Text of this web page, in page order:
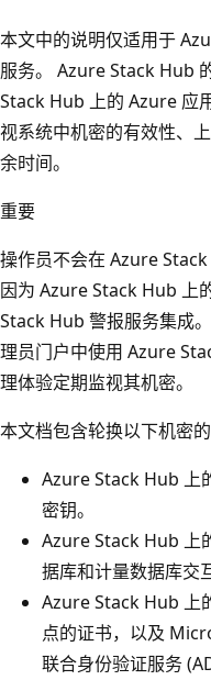
本文中的说明仅适用于
服务。 Azure Stack Hub
Stack Hub 上的 Azure 应
视系统中机密的有效性、
余时间。
重要
操作员不会在 Azure
因为 Azure Stack Hub 上
Stack Hub 警报服务集成
理员门户中使用 Azure
理体验定期监视其机密。
本文档包含轮换以下机密的
Azure Stack Hub 上
密钥。
Azure Stack Hub 上
据库和计量数据库交
Azure Stack Hub 上
点的证书，以及
联合身份验证服务